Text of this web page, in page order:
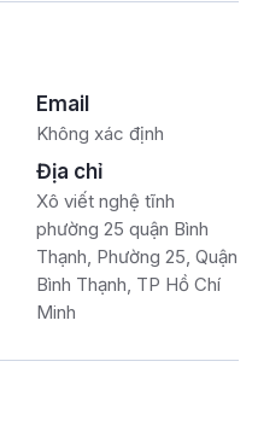
Email
Không xác định
Địa chỉ
Xô viết nghệ tĩnh
phường 25 quận Bình
Thạnh, Phường 25, Quận
Bình Thạnh, TP Hồ Chí
Minh